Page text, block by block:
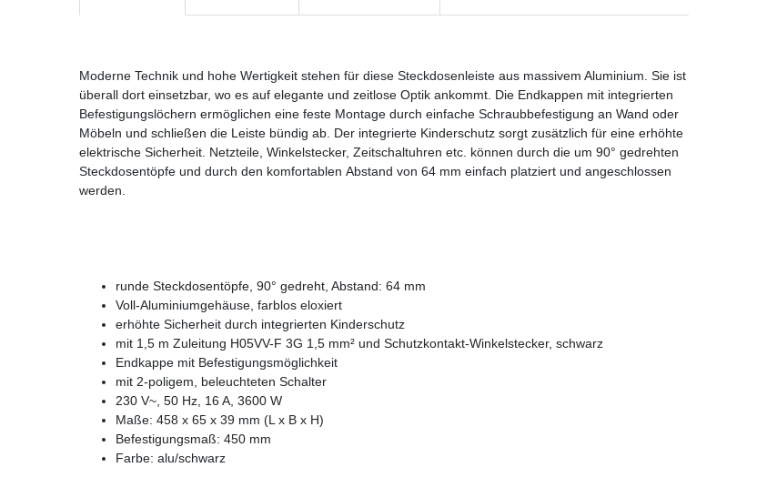
Moderne Technik und hohe Wertigkeit stehen für diese Steckdosenleiste aus massivem Aluminium. Sie ist
überall dort einsetzbar, wo es auf elegante und zeitlose Optik ankommt. Die Endkappen mit integrierten
Befestigungslöchern ermöglichen eine feste Montage durch einfache Schraubbefestigung an Wand oder
Möbeln und schließen die Leiste bündig ab. Der integrierte Kinderschutz sorgt zusätzlich für eine erhöhte
elektrische Sicherheit. Netzteile, Winkelstecker, Zeitschaltuhren etc. können durch die um 90° gedrehten
Steckdosentöpfe und durch den komfortablen Abstand von 64 mm einfach platziert und angeschlossen
werden.
runde Steckdosentöpfe, 90° gedreht, Abstand: 64 mm
Voll-Aluminiumgehäuse, farblos eloxiert
erhöhte Sicherheit durch integrierten Kinderschutz
mit 1,5 m Zuleitung H05VV-F 3G 1,5 mm² und Schutzkontakt-Winkelstecker, schwarz
Endkappe mit Befestigungsmöglichkeit
mit 2-poligem, beleuchteten Schalter
230 V~, 50 Hz, 16 A, 3600 W
Maße: 458 x 65 x 39 mm (L x B x H)
Befestigungsmaß: 450 mm
Farbe: alu/schwarz